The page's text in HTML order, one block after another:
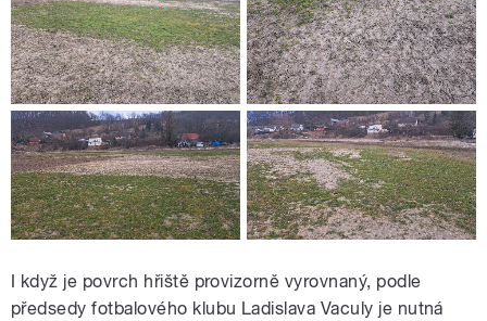
I když je povrch hřiště provizorně vyrovnaný, podle
předsedy fotbalového klubu Ladislava Vaculy je nutná